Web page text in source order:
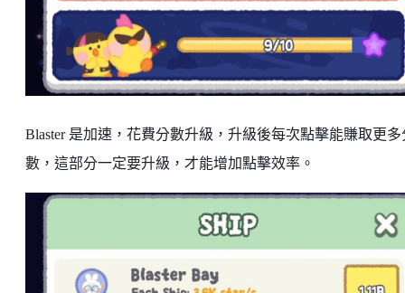
Blaster 是加速，花費分數升級，升級後每次點擊能賺取更多
數，這部分一定要升級，才能增加點擊效率。